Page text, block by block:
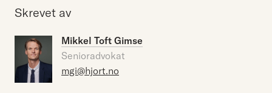
Skrevet av
Mikkel Toft Gimse
Senioradvokat
mgi@hjort.no